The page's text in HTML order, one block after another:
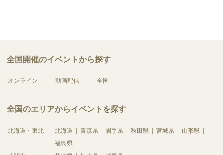
全国開催のイベントから探す
オンライン 動画配信 全国
全国のエリアからイベントを探す
北海道・東北 北海道 青森県 岩手県 秋田県 宮城県
山形県
福島県